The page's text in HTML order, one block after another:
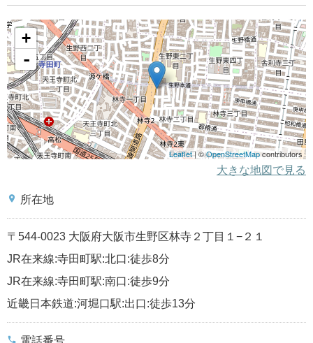
+
-
Leaflet| ©OpenStreetMapcontributors
大きな地図で見る
place 所在地
〒544-0023 大阪府大阪市生野区林寺２丁目１−２１
JR在来線:寺田町駅:北口:徒歩8分
JR在来線:寺田町駅:南口:徒歩9分
近畿日本鉄道:河堀口駅:出口:徒歩13分
phone 電話番号